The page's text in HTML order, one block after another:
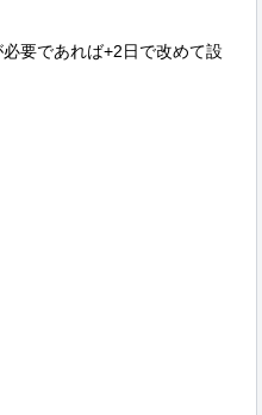
要であれば+2日で改めて設